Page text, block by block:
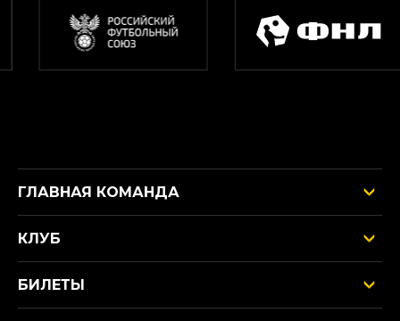
ГЛАВНАЯ КОМАНДА
КЛУБ
БИЛЕТЫ